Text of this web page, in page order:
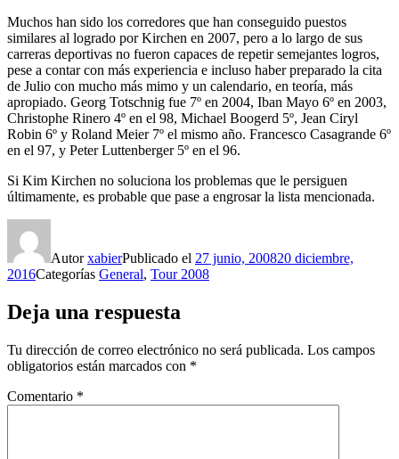
Muchos han sido los corredores que han conseguido puestos
similares al logrado por Kirchen en 2007, pero a lo largo de sus
carreras deportivas no fueron capaces de repetir semejantes logros,
pese a contar con más experiencia e incluso haber preparado la cita
de Julio con mucho más mimo y un calendario, en teoría, más
apropiado. Georg Totschnig fue 7º en 2004, Iban Mayo 6º en 2003,
Christophe Rinero 4º en el 98, Michael Boogerd 5º, Jean Ciryl
Robin 6º y Roland Meier 7º el mismo año. Francesco Casagrande 6º
en el 97, y Peter Luttenberger 5º en el 96.
Si Kim Kirchen no soluciona los problemas que le persiguen
últimamente, es probable que pase a engrosar la lista mencionada.
AutorxabierPublicado el 27 junio, 200820 diciembre,
2016Categorías General, Tour 2008
Deja una respuesta
Tu dirección de correo electrónico no será publicada. Los campos
obligatorios están marcados con *
Comentario *